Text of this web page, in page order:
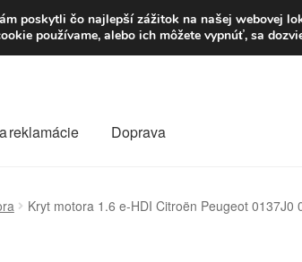
Po–Pi
reklamácie Doprava
Kryt motora 1.6 e-HDI Citroën Peugeot 0137J0
poskytli čo najlepší zážitok na našej webovej
používame, alebo ich môžete vypnúť, sa